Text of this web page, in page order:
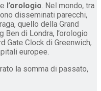
l’orologio. Nel mondo, tra
disseminati parecchi,
quello della Grand
Ben di Londra, l’orologio
Gate Clock di Greenwich,
europee.
la somma di passato,